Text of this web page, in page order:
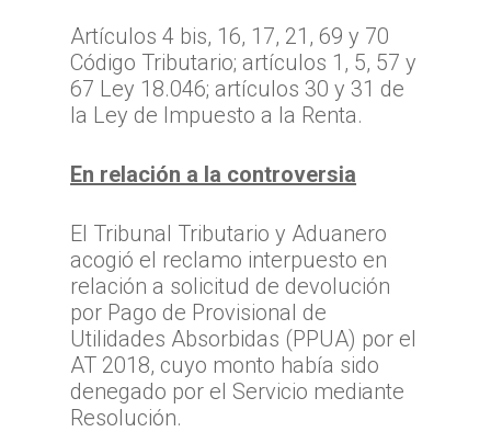
Artículos 4 bis, 16, 17, 21, 69 y 70
Código Tributario; artículos 1, 5, 57 y
67 Ley 18.046; artículos 30 y 31 de
la Ley de Impuesto a la Renta.
En relación a la controversia
El Tribunal Tributario y Aduanero
acogió el reclamo interpuesto en
relación a solicitud de devolución
por Pago de Provisional de
Utilidades Absorbidas (PPUA) por el
AT 2018, cuyo monto había sido
denegado por el Servicio mediante
Resolución.